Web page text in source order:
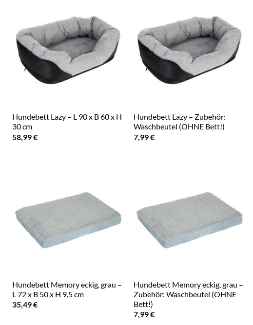
Hundebett Lazy – L 90 x B 60 x H
30 cm
58,99€
Hundebett Lazy – Zubehör:
Waschbeutel (OHNE Bett!)
7,99€
Hundebett Memory eckig, grau –
L 72 x B 50 x H 9,5 cm
35,49€
Hundebett Memory eckig, grau –
Zubehör: Waschbeutel (OHNE
Bett!)
7,99€